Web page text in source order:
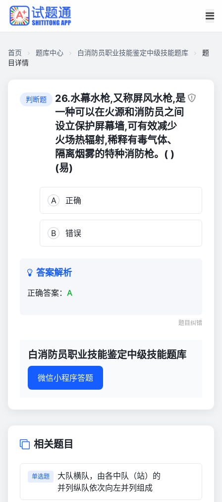
首页 题库中心 白消防员职业技能鉴定中级技能题库
题
目详情
2,579
判断题
26.水幕水枪,又称屏风水枪,是
一种可以在火源和消防员之间
设立保护屏幕墙,可有效减少
火场热辐射,稀释有毒气体、
隔离烟雾的特种消防枪。( )
(易)
A 正确
B 错误
答案解析
正确答案： A
题目纠错
白消防员职业技能鉴定中级技能题库
微信小程序答题
相关题目
单选题
大队横队，由各中队（站）的
并列纵队依次向左并列组成